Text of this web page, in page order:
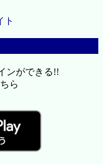
ト
ンができる!!
ら